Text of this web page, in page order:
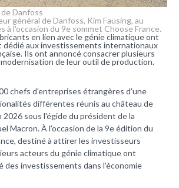
Danfoss
général de Danfoss, Kim Fausing, au
à l'occasion du 9e sommet Choose France.
en lien avec le génie climatique ont
dédié aux investissements internationaux
Ils ont annoncé consacrer plusieurs
modernisation de leur outil de production.
chefs d'entreprises étrangères d'une
différentes réunis au château de
2026 sous l'égide du président de la
Macron. À l'occasion de la 9e édition du
destiné à attirer les investisseurs
acteurs du génie climatique ont
des investissements dans l'économie